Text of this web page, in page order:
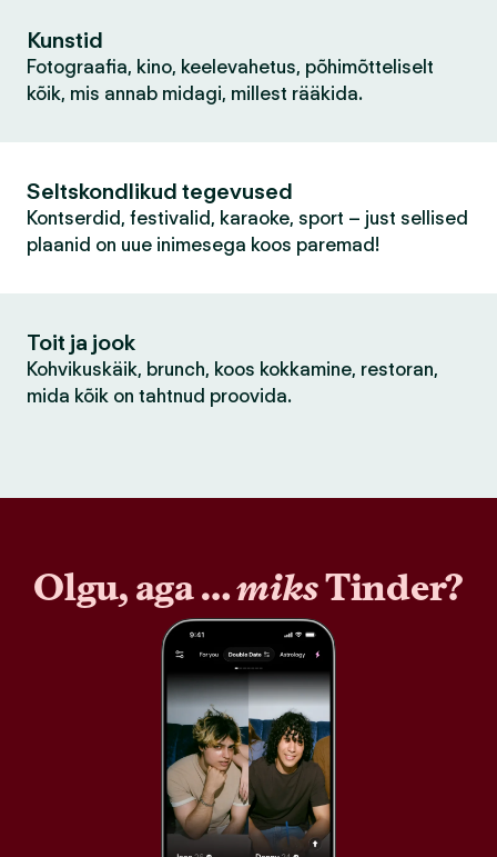
Kunstid
Fotograafia, kino, keelevahetus, põhimõtteliselt
kõik, mis annab midagi, millest rääkida.
Seltskondlikud tegevused
Kontserdid, festivalid, karaoke, sport – just sellised
plaanid on uue inimesega koos paremad!
Toit ja jook
Kohvikuskäik, brunch, koos kokkamine, restoran,
mida kõik on tahtnud proovida.
Olgu, aga …miksTinder?